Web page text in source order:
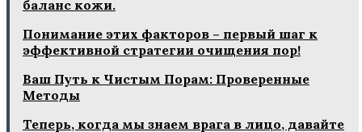
баланс кожи.
Понимание этих факторов – первый шаг к
эффективной стратегии очищения пор!
Ваш Путь к Чистым Порам: Проверенные
Методы
Теперь, когда мы знаем врага в лицо, давайте